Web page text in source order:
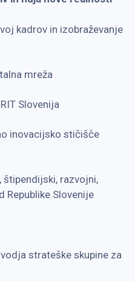
kadrov in izobraževanje
mreža
Slovenija
inovacijsko stičišče
štipendijski, razvojni,
Republike Slovenije
vodja strateške skupine za